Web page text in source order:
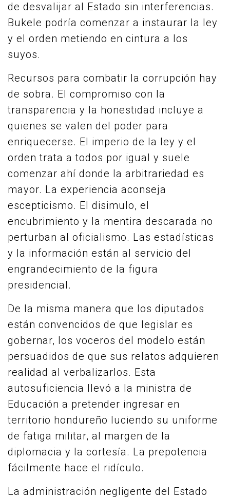
de desvalijar al Estado sin interferencias.
Bukele podría comenzar a instaurar la ley
y el orden metiendo en cintura a los
suyos.
Recursos para combatir la corrupción hay
de sobra. El compromiso con la
transparencia y la honestidad incluye a
quienes se valen del poder para
enriquecerse. El imperio de la ley y el
orden trata a todos por igual y suele
comenzar ahí donde la arbitrariedad es
mayor. La experiencia aconseja
escepticismo. El disimulo, el
encubrimiento y la mentira descarada no
perturban al oficialismo. Las estadísticas
y la información están al servicio del
engrandecimiento de la figura
presidencial.
De la misma manera que los diputados
están convencidos de que legislar es
gobernar, los voceros del modelo están
persuadidos de que sus relatos adquieren
realidad al verbalizarlos. Esta
autosuficiencia llevó a la ministra de
Educación a pretender ingresar en
territorio hondureño luciendo su uniforme
de fatiga militar, al margen de la
diplomacia y la cortesía. La prepotencia
fácilmente hace el ridículo.
La administración negligente del Estado